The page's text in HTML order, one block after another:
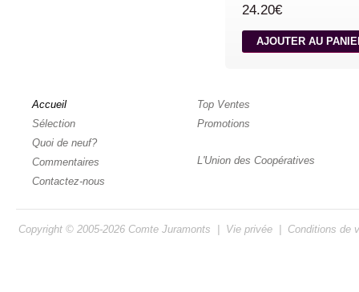
24.20€
AJOUTER AU
Accueil
Sélection
Quoi de neuf?
Commentaires
Contactez-nous
Top Ventes
Promotions
L'Union des Coopératives
Copyright © 2005-2026 Comte Juramonts Vie privée Conditions de